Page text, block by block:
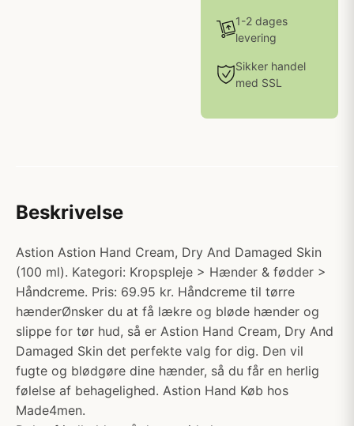
1-2 dages
levering
Sikker handel
med SSL
Beskrivelse
Astion Astion Hand Cream, Dry And Damaged Skin
(100 ml). Kategori: Kropspleje > Hænder & fødder >
Håndcreme. Pris: 69.95 kr. Håndcreme til tørre
hænderØnsker du at få lækre og bløde hænder og
slippe for tør hud, så er Astion Hand Cream, Dry And
Damaged Skin det perfekte valg for dig. Den vil
fugte og blødgøre dine hænder, så du får en herlig
følelse af behagelighed. Astion Hand Køb hos
Made4men.